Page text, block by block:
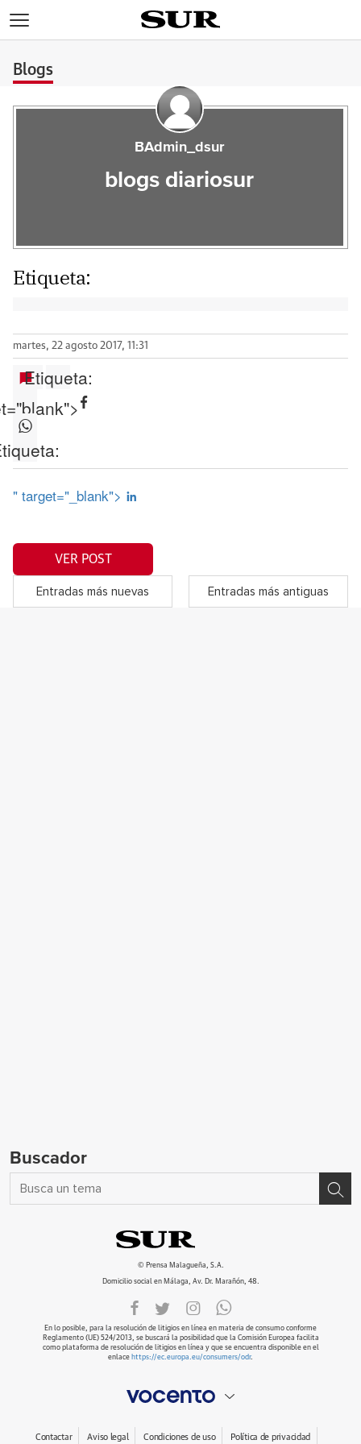
Blogs
BAdmin_dsur
blogs diariosur
Etiqueta:
martes, 22 agosto 2017, 11:31
Etiqueta:
" target="_blank">
VER POST
Entradas más nuevas Entradas más antiguas
Buscador
© Prensa Malagueña, S.A.
Domicilio social en Málaga, Av. Dr. Marañón, 48.
En lo posible, para la resolución de litigios en línea en materia de consumo conforme
Reglamento (UE) 524/2013, se buscará la posibilidad que la Comisión Europea facilita
como plataforma de resolución de litigios en línea y que se encuentra disponible en el
enlace https://ec.europa.eu/consumers/odr.
Contactar Aviso legal Condiciones de uso Política de privacidad